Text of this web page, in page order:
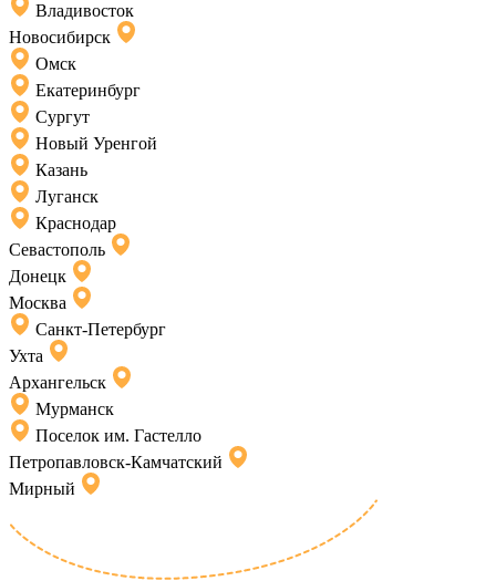
Владивосток
Новосибирск
Омск
Екатеринбург
Сургут
Новый Уренгой
Казань
Луганск
Краснодар
Севастополь
Донецк
Москва
Санкт-Петербург
Ухта
Архангельск
Мурманск
Поселок им. Гастелло
Петропавловск-Камчатский
Мирный